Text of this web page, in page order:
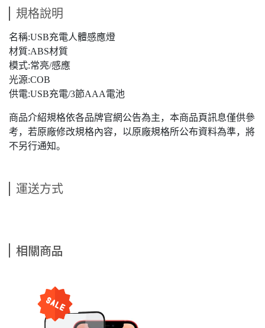
規格說明
名稱:USB充電人體感應燈
材質:ABS材質
模式:常亮/感應
光源:COB
供電:USB充電/3節AAA電池
商品介紹規格依各品牌官網公告為主，本商品頁訊息僅供參
考，若原廠修改規格內容，以原廠規格所公布資料為準，將
不另行通知。
運送方式
相關商品